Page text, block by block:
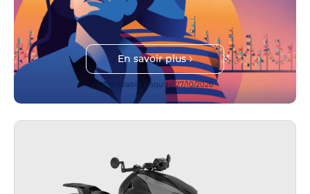
En savoir plus
Offre valable jusqu'au 27/10/2026